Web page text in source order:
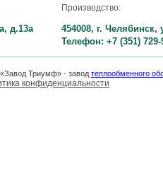
д.13а
Производство:
454008, г.
Телефон: +7 (351) 729-
Триумф» - завод теплообменного
конфиденциальности